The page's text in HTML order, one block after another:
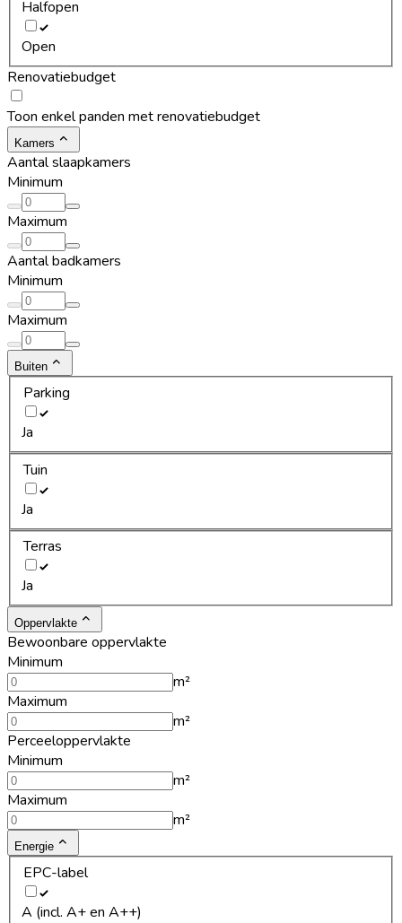
Halfopen
Open
Renovatiebudget
Toon enkel panden met renovatiebudget
Kamers
Aantal slaapkamers
Minimum
Maximum
Aantal badkamers
Minimum
Maximum
Buiten
Parking
Ja
Tuin
Ja
Terras
Ja
Oppervlakte
Bewoonbare oppervlakte
Minimum
m²
Maximum
m²
Perceeloppervlakte
Minimum
m²
Maximum
m²
Energie
EPC-label
A (incl. A+ en A++)